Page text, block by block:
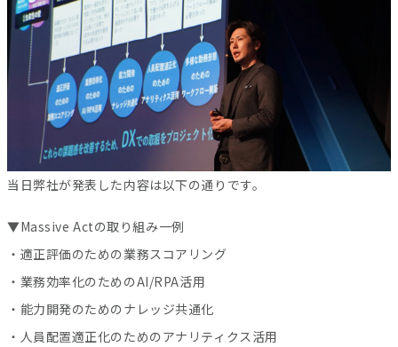
当日弊社が発表した内容は以下の通りです。
▼Massive Actの取り組み一例
・適正評価のための業務スコアリング
・業務効率化のためのAI/RPA活用
・能力開発のためのナレッジ共通化
・人員配置適正化のためのアナリティクス活用